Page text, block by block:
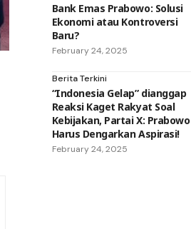
Bank Emas Prabowo: Solusi
Ekonomi atau Kontroversi
Baru?
February 24, 2025
Berita Terkini
“Indonesia Gelap” dianggap
Reaksi Kaget Rakyat Soal
Kebijakan, Partai X: Prabowo
Harus Dengarkan Aspirasi!
February 24, 2025